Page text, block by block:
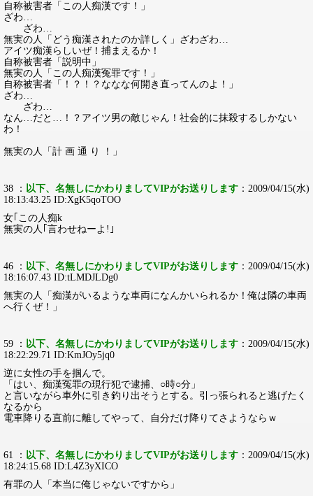
自称被害者「この人痴漢です！」
ざわ…
ざわ…
無実の人「どう痴漢されたのか詳しく」ざわざわ…
アイツ痴漢らしいぜ！捕まえるか！
自称被害者「説明中」
無実の人「この人痴漢冤罪です！」
自称被害者「！？！？ななな何開き直ってんのよ！」
ざわ…
ざわ…
なん…だと…！？アイツ男の敵じゃん！社会的に抹殺するしかない
わ！
無実の人「計 画 通 り ！」
38 ： 以下、名無しにかわりましてVIPがお送りします ：2009/04/15(水)
18:13:43.25 ID:XgK5qoTOO
女｢この人痴k
無実の人｢言わせねーよ!｣
46 ： 以下、名無しにかわりましてVIPがお送りします ：2009/04/15(水)
18:16:07.43 ID:tLMDJLDg0
無実の人「痴漢がいるような車両になんかいられるか！俺は隣の車両
へ行くぜ！」
59 ： 以下、名無しにかわりましてVIPがお送りします ：2009/04/15(水)
18:22:29.71 ID:KmJOy5jq0
逆に女性の手を掴んで。
「はい、痴漢冤罪の現行犯で逮捕、○時○分」
と言いながら車外に引き釣り出そうとする。引っ張られると逃げたく
なるから
電車降りる直前に離してやって、自分だけ降りてさようならｗ
61 ： 以下、名無しにかわりましてVIPがお送りします ：2009/04/15(水)
18:24:15.68 ID:L4Z3yXICO
有罪の人「本当に俺じゃないですから」